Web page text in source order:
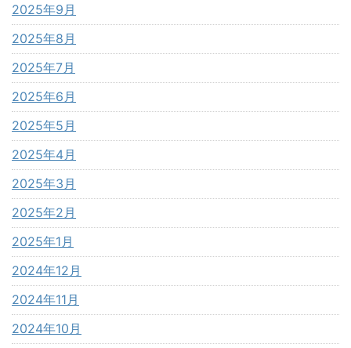
2025年9月
2025年8月
2025年7月
2025年6月
2025年5月
2025年4月
2025年3月
2025年2月
2025年1月
2024年12月
2024年11月
2024年10月